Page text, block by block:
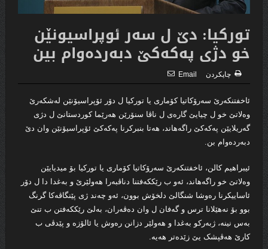
توركیا: دێ ل سه‌ر ئوپراسیونێن
خو دژى په‌كه‌كێ دبه‌رده‌وام بین
چاپكردن Email
ئاخفتنكه‌رێ سەرۆکاتیا کۆمارى یا تورکیا ل دۆر ئۆپراسیۆنێن له‌شكه‌رێ
وەلاتێ خو ل چیایێ گارەی ل ناڤا سنۆرێن ھەرێما کوردستانێ ل دژی
گەریلایێن پەکەکێ راگەھاند، ھەتا بنبرکرنا پەکەکێ ئۆپراسیۆنێن وان دێ
دبەردەوام بن.
ئیبراھیم کالن، ئاخفتنكه‌رێ سەرۆکاتیا کۆماری یا تورکیا بۆ میدیایێن
وەلاتێ خو راگەھاند، ئەو ب رێککەفتنا دناڤبەرا ھەولێرێ و بەغدا دا ل دۆر
ئاساییکرنا رەوشا شنگالێ دلخۆش بوون، ئەو چه‌ند ژی پێنگاڤەکا گرنگ
بوو بۆ نەھێلانا ترس و گەفان ل وان دەڤەران، به‌لێ رێککەفتن ب تنێ
بەس نینە، ژبەرکو بەغدا و ھەولێر دزانن رەوش یا ئالۆزە و پێدڤی ب
کارێ ھەڤپشک یێ زێدەتر ھەیە.